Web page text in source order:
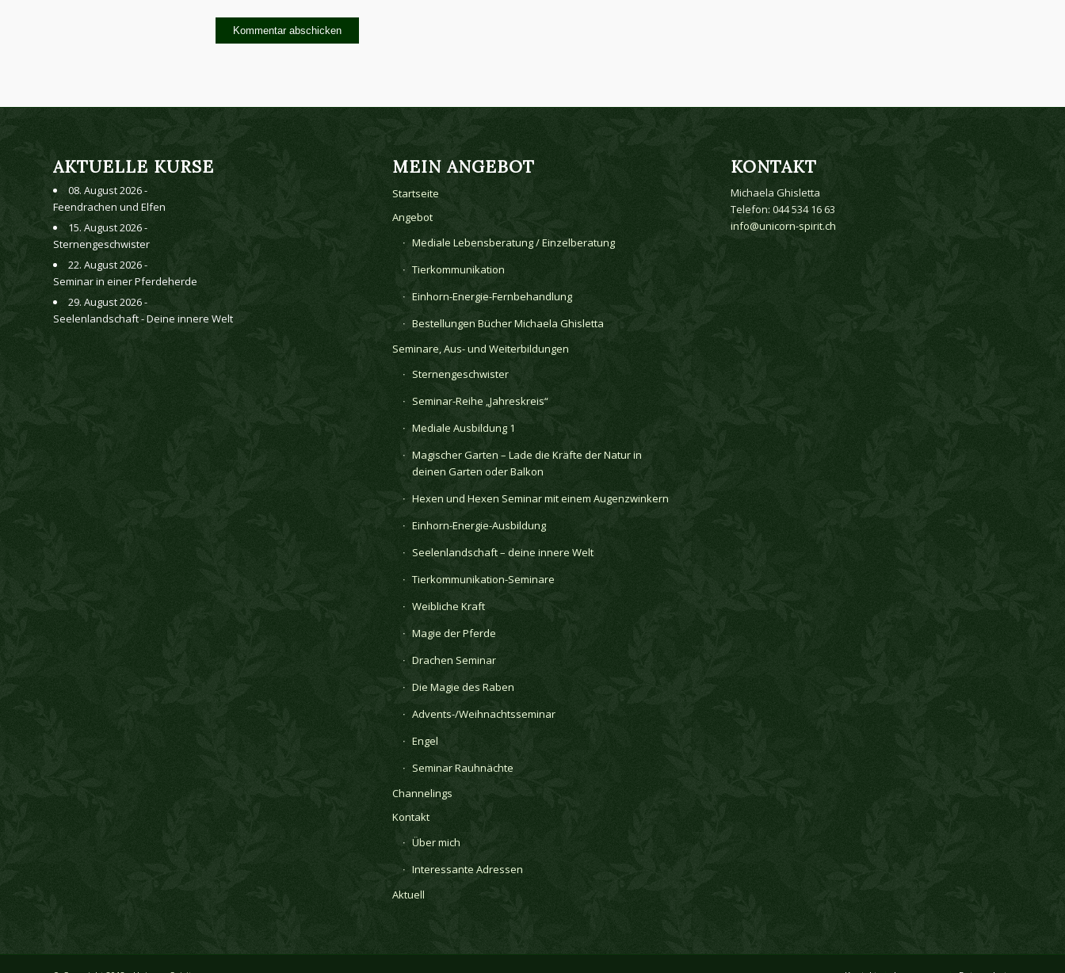
AKTUELLE KURSE
08. August 2026 -
Feendrachen und Elfen
15. August 2026 -
Sternengeschwister
22. August 2026 -
Seminar in einer Pferdeherde
29. August 2026 -
Seelenlandschaft - Deine innere Welt
MEIN ANGEBOT
Startseite
Angebot
Mediale Lebensberatung / Einzelberatung
Tierkommunikation
Einhorn-Energie-Fernbehandlung
Bestellungen Bücher Michaela Ghisletta
Seminare, Aus- und Weiterbildungen
Sternengeschwister
Seminar-Reihe „Jahreskreis“
Mediale Ausbildung 1
Magischer Garten – Lade die Kräfte der Natur in
deinen Garten oder Balkon
Hexen und Hexen Seminar mit einem Augenzwinkern
Einhorn-Energie-Ausbildung
Seelenlandschaft – deine innere Welt
Tierkommunikation-Seminare
Weibliche Kraft
Magie der Pferde
Drachen Seminar
Die Magie des Raben
Advents-/Weihnachtsseminar
Engel
Seminar Rauhnächte
Channelings
Kontakt
Über mich
Interessante Adressen
Aktuell
KONTAKT
Michaela Ghisletta
Telefon: 044 534 16 63
info@unicorn-spirit.ch